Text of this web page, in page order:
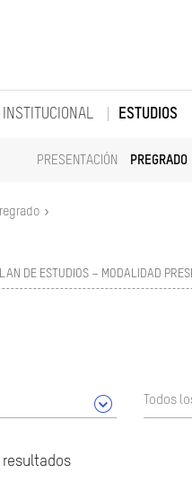
INSTITUCIONAL ESTUDIOS
PRESENTACIÓN PREGRADO
DE ESTUDIOS – MODALIDAD
Todos
resultados